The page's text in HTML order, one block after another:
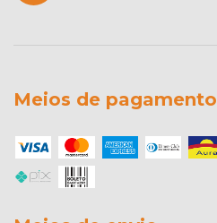
Meios de pagamento